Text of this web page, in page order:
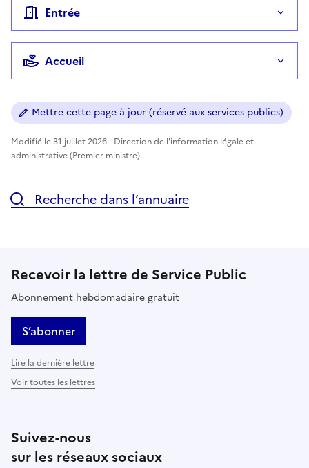
Entrée
Accueil
Mettre cette page à jour (réservé aux services publics)
Modifié le 31 juillet 2026 - Direction de l'information légale et
administrative (Premier ministre)
Recherche dans l’annuaire
Recevoir la lettre de Service Public
Abonnement hebdomadaire gratuit
S’abonner
Lire la dernière lettre
Voir toutes les lettres
Suivez-nous
sur les réseaux sociaux